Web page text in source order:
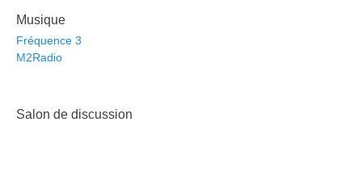
Musique
Fréquence 3
M2Radio
Salon de discussion